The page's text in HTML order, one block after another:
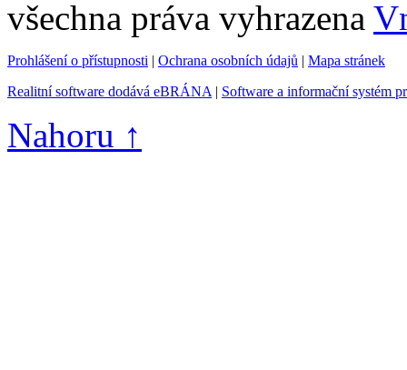
všechna práva vyhrazena
Prohlášení o přístupnosti | Ochrana osobních údajů | Mapa stránek
Realitní software dodává eBRÁNA | Software a informační systém
Nahoru ↑